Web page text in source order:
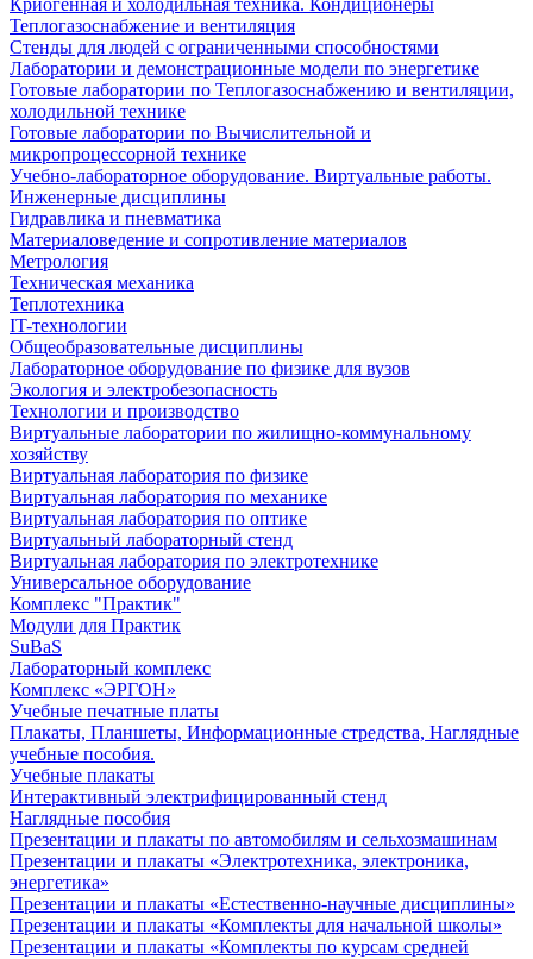
Криогенная и холодильная техника. Кондиционеры
Теплогазоснабжение и вентиляция
Стенды для людей с ограниченными способностями
Лаборатории и демонстрационные модели по энергетике
Готовые лаборатории по Теплогазоснабжению и вентиляции,
холодильной технике
Готовые лаборатории по Вычислительной и
микропроцессорной технике
Учебно-лабораторное оборудование. Виртуальные работы.
Инженерные дисциплины
Гидравлика и пневматика
Материаловедение и сопротивление материалов
Метрология
Техническая механика
Теплотехника
IT-технологии
Общеобразовательные дисциплины
Лабораторное оборудование по физике для вузов
Экология и электробезопасность
Технологии и производство
Виртуальные лаборатории по жилищно-коммунальному
хозяйству
Виртуальная лаборатория по физике
Виртуальная лаборатория по механике
Виртуальная лаборатория по оптике
Виртуальный лабораторный стенд
Виртуальная лаборатория по электротехнике
Универсальное оборудование
Комплекс "Практик"
Модули для Практик
SuBaS
Лабораторный комплекс
Комплекс «ЭРГОН»
Учебные печатные платы
Плакаты, Планшеты, Информационные стредства, Наглядные
учебные пособия.
Учебные плакаты
Интерактивный электрифицированный стенд
Наглядные пособия
Презентации и плакаты по автомобилям и сельхозмашинам
Презентации и плакаты «Электротехника, электроника,
энергетика»
Презентации и плакаты «Естественно-научные дисциплины»
Презентации и плакаты «Комплекты для начальной школы»
Презентации и плакаты «Комплекты по курсам средней